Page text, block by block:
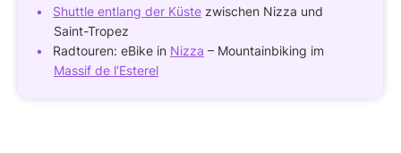
Shuttle entlang der Küste zwischen Nizza und
Saint-Tropez
Radtouren: eBike in Nizza – Mountainbiking im
Massif de l’Esterel